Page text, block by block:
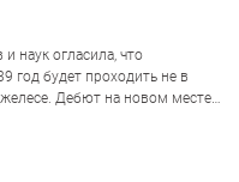
наук огласила, что
год будет проходить не в
Дебют на новом месте